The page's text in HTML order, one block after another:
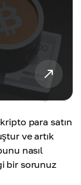
para satın
ve artık
nasıl
bir sorunuz